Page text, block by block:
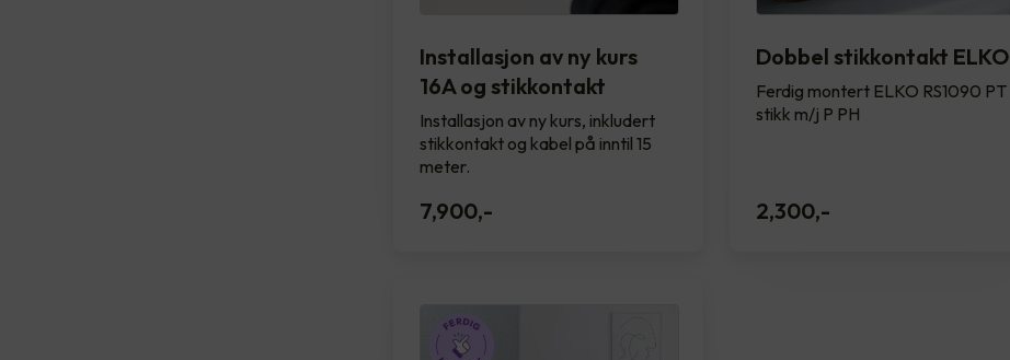
Installasjon av ny kurs
16A og stikkontakt
Installasjon av ny kurs, inkludert
stikkontakt og kabel på inntil 15
meter.
7,900,-
Dobbel stikkontakt ELKO
Ferdig montert ELKO RS1090 PT
stikk m/j P PH
2,300,-